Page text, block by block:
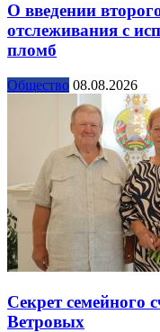
О введении
отслеживания с
пломб
Общество 08.08.2026
Секрет семейного
Ветровых